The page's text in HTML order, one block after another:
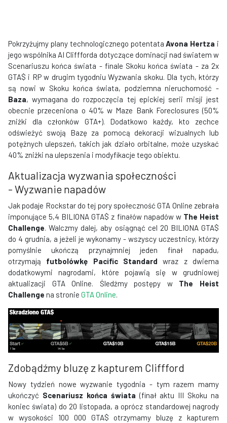
Pokrzyżujmy plany technologicznego potentataAvona Hertza i
jego wspólnika AI Cliffforda dotyczące dominacji nad światem w
Scenariuszu końca świata - finale Skoku końca świata - za 2x
GTA$ i RP w drugim tygodniu Wyzwania skoku. Dla tych, którzy
są nowi w Skoku końca świata, podziemna nieruchomość -
Baza, wymagana do rozpoczęcia tej epickiej serii misji jest
obecnie przeceniona o 40% w Maze Bank Foreclosures (50%
zniżki dla członków GTA+). Dodatkowo każdy, kto zechce
odświeżyć swoją Bazę za pomocą dekoracji wizualnych lub
potężnych ulepszeń, takich jak działo orbitalne, może uzyskać
40% zniżki na ulepszenia i modyfikacje tego obiektu.
Aktualizacja wyzwania społeczności
- Wyzwanie napadów
Jak podaje Rockstar do tej pory społeczność GTA Online zebrała
imponujące 5,4 BILIONA GTA$ z finałów napadów w The Heist
Challenge. Walczmy dalej, aby osiągnąć cel 20 BILIONA GTA$
do 4 grudnia, a jeżeli je wykonamy - wszyscy uczestnicy, którzy
pomyślnie ukończą przynajmniej jeden finał napadu,
otrzymają futbolówkę Pacific Standard wraz z dwiema
dodatkowymi nagrodami, które pojawią się w grudniowej
aktualizacji GTA Online. Śledźmy postępy w The Heist
Challenge na stronie GTA Online.
Zdobądźmy bluzę z kapturem Cliffford
Nowy tydzień nowe wyzwanie tygodnia - tym razem mamy
ukończyć Scenariusz końca świata (finał aktu III Skoku na
koniec świata) do 20 listopada, a oprócz standardowej nagrody
w wysokości 100 000 GTA$ otrzymamy bluzę z kapturem